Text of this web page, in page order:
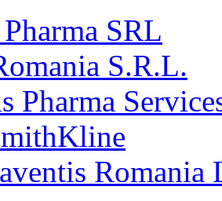
SRL
S.R.L.
Pharma
Romania